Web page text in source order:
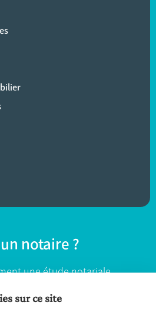
notaire ?
une étude notariale
sur ce site